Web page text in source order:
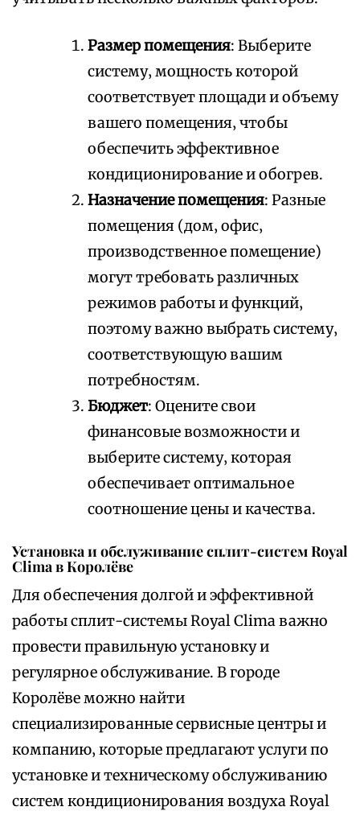
Размер помещения: Выберите
систему‚ мощность которой
соответствует площади и объему
вашего помещения‚ чтобы
обеспечить эффективное
кондиционирование и обогрев.
Назначение помещения: Разные
помещения (дом‚ офис‚
производственное помещение)
могут требовать различных
режимов работы и функций‚
поэтому важно выбрать систему‚
соответствующую вашим
потребностям.
Бюджет: Оцените свои
финансовые возможности и
выберите систему‚ которая
обеспечивает оптимальное
соотношение цены и качества.
Установка и обслуживание сплит-систем Royal
Clima в Королёве
Для обеспечения долгой и эффективной
работы сплит-системы Royal Clima важно
провести правильную установку и
регулярное обслуживание. В городе
Королёве можно найти
специализированные сервисные центры и
компанию‚ которые предлагают услуги по
установке и техническому обслуживанию
систем кондиционирования воздуха Royal